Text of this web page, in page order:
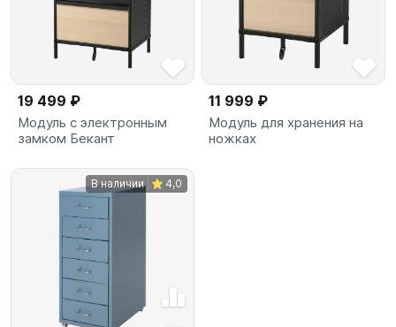
19 499 ₽
Модуль с электронным
замком Бекант
11 999 ₽
Модуль для хранения на
ножках
В наличии 4,0